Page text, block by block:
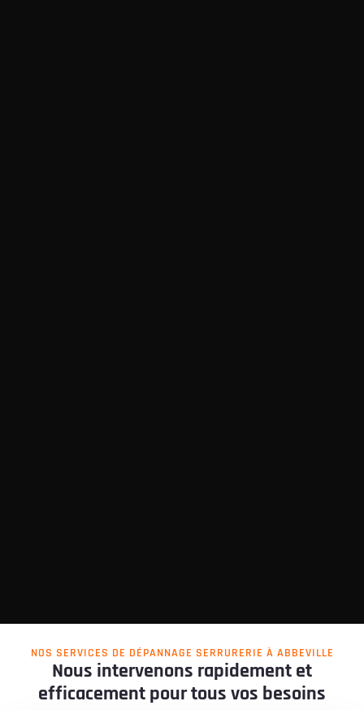
NOS SERVICES DE DÉPANNAGE SERRURERIE À ABBEVILLE
Nous intervenons rapidement et
efficacement pour tous vos besoins